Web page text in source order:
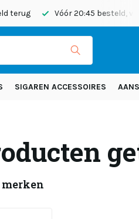
terug Vóór 20:45 besteld,
SIGAREN ACCESSOIRES
merken